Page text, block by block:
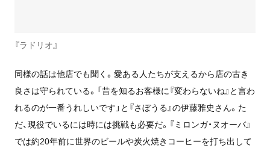
『ラドリオ』
同様の話は他店でも聞く。愛ある人たちが支えるから店の古き
良さは守られている。「昔を知るお客様に『変わらないね』と言わ
れるのが一番うれしいです」と『さぼうる』の伊藤雅史さん。た
だ、現役でいるには時には挑戦も必要だ。『ミロンガ・ヌオーバ』
では約20年前に世界のビールや炭火焼きコーヒーを打ち出して